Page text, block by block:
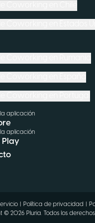
aplicación
aplicación
Play
© 2026 Pluria. Todos los
Política de privacidad